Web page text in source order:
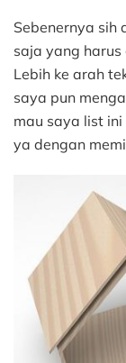
Sebenernya sih
saja yang
Lebih ke arah
saya pun
mau saya list
ya dengan